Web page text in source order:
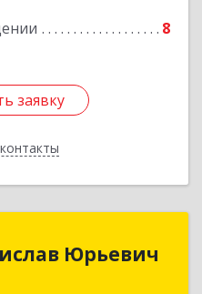
8
заявку
Подробнее
заявку
Юрьевич
АО, Ноябрьск г,